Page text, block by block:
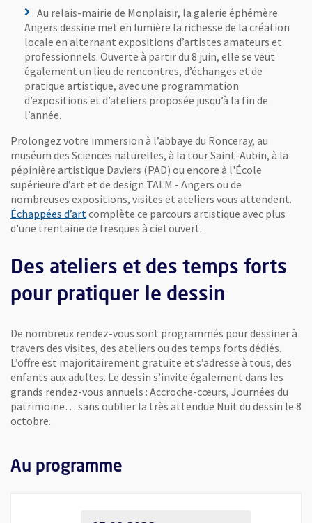
Au relais-mairie de Monplaisir, la galerie éphémère
Angers dessine met en lumière la richesse de la création
locale en alternant expositions d’artistes amateurs et
professionnels. Ouverte à partir du 8 juin, elle se veut
également un lieu de rencontres, d’échanges et de
pratique artistique, avec une programmation
d’expositions et d’ateliers proposée jusqu’à la fin de
l’année.
Prolongez votre immersion à l’abbaye du Ronceray, au
muséum des Sciences naturelles, à la tour Saint-Aubin, à la
pépinière artistique Daviers (PAD) ou encore à l'École
supérieure d’art et de design TALM - Angers ou de
nombreuses expositions, visites et ateliers vous attendent.
Échappées d’artcomplète ce parcours artistique avec plus
d'une trentaine de fresques à ciel ouvert.
Des ateliers et des temps forts
pour pratiquer le dessin
De nombreux rendez-vous sont programmés pour dessiner à
travers des visites, des ateliers ou des temps forts dédiés.
L’offre est majoritairement gratuite et s’adresse à tous, des
enfants aux adultes. Le dessin s’invite également dans les
grands rendez-vous annuels : Accroche-cœurs, Journées du
patrimoine… sans oublier la très attendue Nuit du dessin le 8
octobre.
Au programme